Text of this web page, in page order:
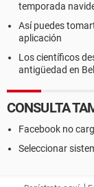
temporada
Así puedes
aplicación
Los científicos
antigüedad en
CONSULTA
Facebook no
Seleccionar